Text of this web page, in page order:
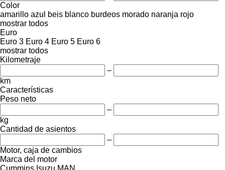
Color
amarillo azul beis blanco burdeos morado naranja rojo
mostrar todos
Euro
Euro 3 Euro 4 Euro 5 Euro 6
mostrar todos
Kilometraje
–
km
Características
Peso neto
–
kg
Cantidad de asientos
–
Motor, caja de cambios
Marca del motor
Cummins Isuzu MAN